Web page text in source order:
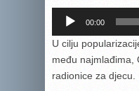
Reproduktor
00:00
U cilju
među najmlađima,
radionice za djecu.